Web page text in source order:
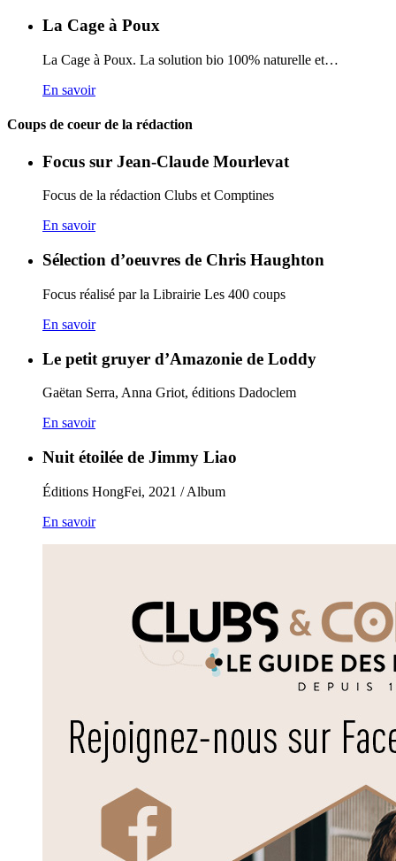
La Cage à Poux
La Cage à Poux. La solution bio 100% naturelle et…
En savoir
Coups de coeur de la rédaction
Focus sur Jean-Claude Mourlevat
Focus de la rédaction Clubs et Comptines
En savoir
Sélection d’oeuvres de Chris Haughton
Focus réalisé par la Librairie Les 400 coups
En savoir
Le petit gruyer d’Amazonie de Loddy
Gaëtan Serra, Anna Griot, éditions Dadoclem
En savoir
Nuit étoilée de Jimmy Liao
Éditions HongFei, 2021 / Album
En savoir